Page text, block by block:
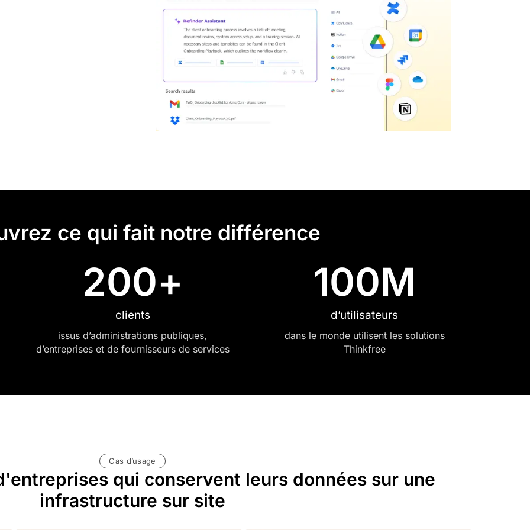
ce qui fait notre différence
clients
200+
issus d’administrations publiques,
d’entreprises et de fournisseurs de services
d’utilisateurs
100M
dans le monde utilisent les solutions
Thinkfree
Cas d’usage
qui conservent leurs données sur une
infrastructure sur site